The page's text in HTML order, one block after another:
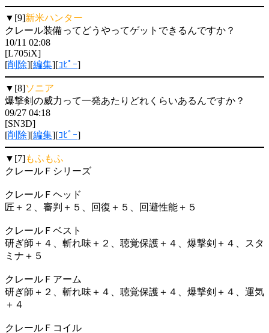
▼[9]新米ハンター
クレール装備ってどうやってゲットできるんですか？
10/11 02:08
[L705iX]
[削除][編集][ｺﾋﾟｰ]
▼[8]ソニア
爆撃剣の威力って一発あたりどれくらいあるんですか？
09/27 04:18
[SN3D]
[削除][編集][ｺﾋﾟｰ]
▼[7]もふもふ
クレールＦシリーズ
クレールＦヘッド
匠＋２、審判＋５、回復＋５、回避性能＋５
クレールＦベスト
研ぎ師＋４、斬れ味＋２、聴覚保護＋４、爆撃剣＋４、スタ
ミナ＋５
クレールＦアーム
研ぎ師＋２、斬れ味＋４、聴覚保護＋４、爆撃剣＋４、運気
＋４
クレールＦコイル